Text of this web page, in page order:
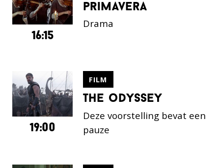
primavera
Drama
16:15
the odyssey
FILM
Deze voorstelling bevat een
pauze
19:00